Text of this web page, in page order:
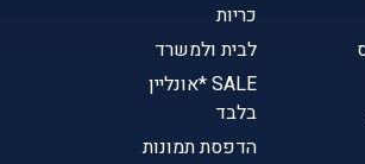
כריות
לבית ולמשרד
SALE *אונליין
בלבד
הדפסת תמונות